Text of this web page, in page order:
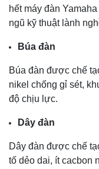
hết máy đàn
ngũ kỹ thuật lành
Búa đàn
Búa đàn được chế
nikel chống gỉ sét,
độ chịu lực.
Dây đàn
Dây đàn được chế
tố dẻo dai, ít cacbon